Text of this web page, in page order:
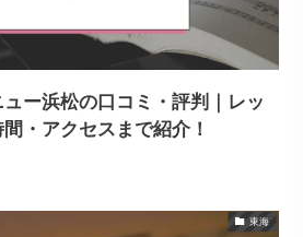
ー浜松の口コミ・評判｜レッ
・アクセスまで紹介！
東海